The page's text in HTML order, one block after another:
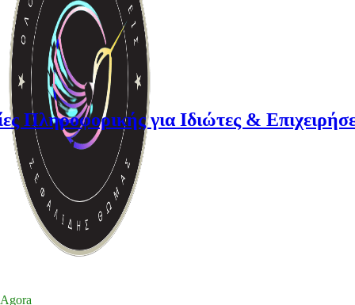
Agora
για Ιδιώτες & Επιχειρήσεις